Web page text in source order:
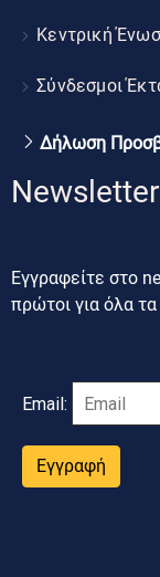
Κεντρική
Σύνδεσμοι
Δήλωση
Newsletter
Εγγραφείτε στο
πρώτοι για όλα
Email:
Εγγραφή